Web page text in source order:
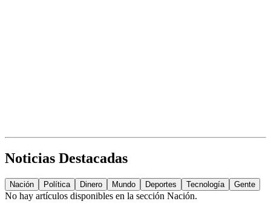
Noticias Destacadas
Nación Política Dinero Mundo Deportes Tecnología Gente
No hay artículos disponibles en la sección Nación.